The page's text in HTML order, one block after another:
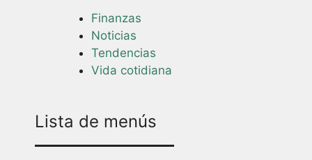
Finanzas
Noticias
Tendencias
Vida cotidiana
Lista de menús